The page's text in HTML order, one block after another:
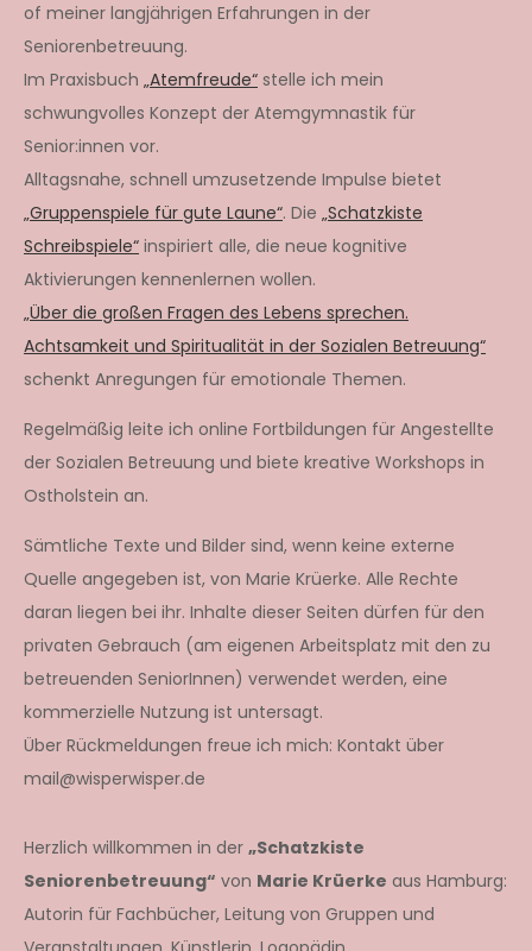
of meiner langjährigen Erfahrungen in der
Seniorenbetreuung.
Im Praxisbuch „Atemfreude“ stelle ich mein
schwungvolles Konzept der Atemgymnastik für
Senior:innen vor.
Alltagsnahe, schnell umzusetzende Impulse bietet
„Gruppenspiele für gute Laune“. Die „Schatzkiste
Schreibspiele“ inspiriert alle, die neue kognitive
Aktivierungen kennenlernen wollen.
„Über die großen Fragen des Lebens sprechen.
Achtsamkeit und Spiritualität in der Sozialen Betreuung“
schenkt Anregungen für emotionale Themen.
Regelmäßig leite ich online Fortbildungen für Angestellte
der Sozialen Betreuung und biete kreative Workshops in
Ostholstein an.
Sämtliche Texte und Bilder sind, wenn keine externe
Quelle angegeben ist, von Marie Krüerke. Alle Rechte
daran liegen bei ihr. Inhalte dieser Seiten dürfen für den
privaten Gebrauch (am eigenen Arbeitsplatz mit den zu
betreuenden SeniorInnen) verwendet werden, eine
kommerzielle Nutzung ist untersagt.
Über Rückmeldungen freue ich mich: Kontakt über
mail@wisperwisper.de
Herzlich willkommen in der „Schatzkiste
Seniorenbetreuung“ von Marie Krüerke aus Hamburg:
Autorin für Fachbücher, Leitung von Gruppen und